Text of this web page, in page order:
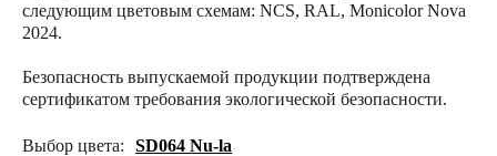
следующим цветовым схемам: NCS, RAL, Monicolor Nova
2024.
Безопасность выпускаемой продукции подтверждена
сертификатом требования экологической безопасности.
Выбор цвета: SD064 Nu-la